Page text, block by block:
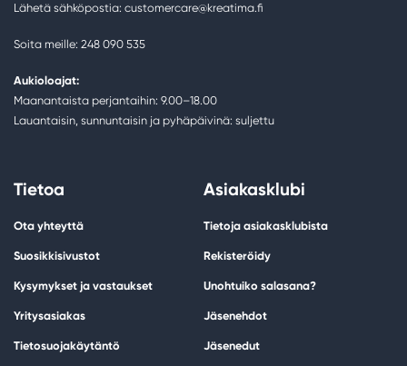
Lähetä sähköpostia: customercare@kreatima.fi
Soita meille: 248 090 535
Aukioloajat:
Maanantaista perjantaihin: 9.00–18.00
Lauantaisin, sunnuntaisin ja pyhäpäivinä: suljettu
Tietoa
Ota yhteyttä
Suosikkisivustot
Kysymykset ja vastaukset
Yritysasiakas
Tietosuojakäytäntö
Asiakasklubi
Tietoja asiakasklubista
Rekisteröidy
Unohtuiko salasana?
Jäsenehdot
Jäsenedut